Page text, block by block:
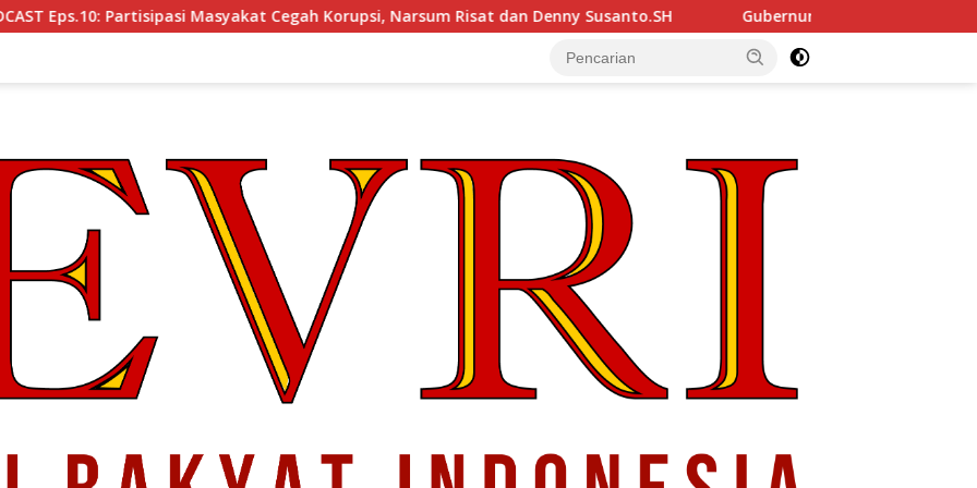
Cegah Korupsi, Narsum Risat dan Denny Susanto.SH Gubernur Sulut YSK Lantik Tiga Pejabat Eselon II,